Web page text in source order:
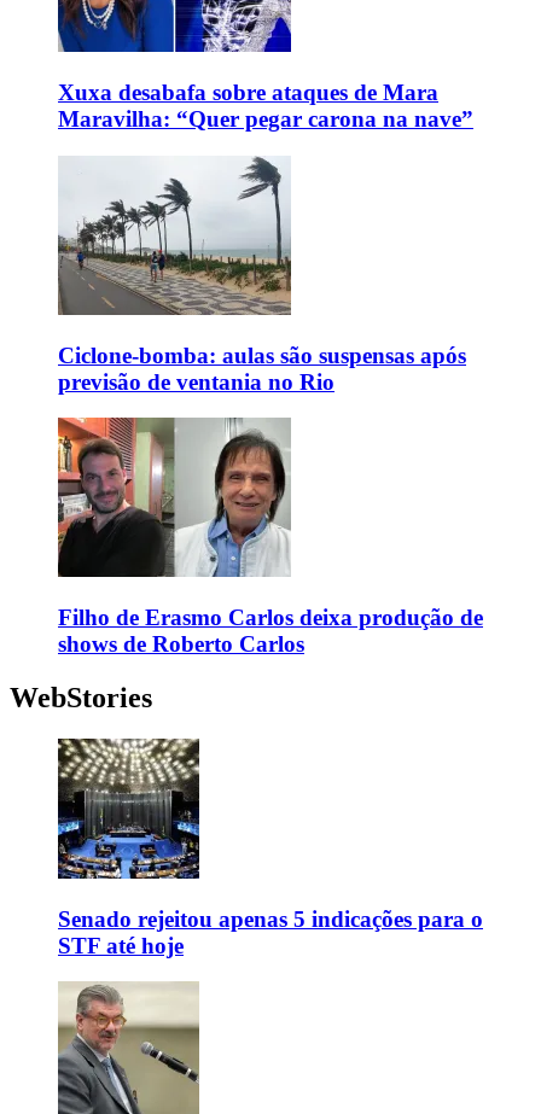
Xuxa desabafa sobre ataques de Mara
Maravilha: “Quer pegar carona na nave”
Ciclone-bomba: aulas são suspensas após
previsão de ventania no Rio
Filho de Erasmo Carlos deixa produção de
shows de Roberto Carlos
WebStories
Senado rejeitou apenas 5 indicações para o
STF até hoje